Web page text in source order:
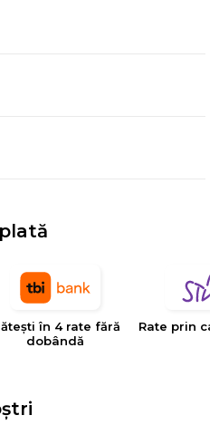
exercitata de acestea
în 4 rate fără
dobândă
Rate prin